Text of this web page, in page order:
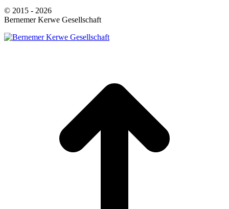
© 2015 - 2026
Bernemer Kerwe Gesellschaft